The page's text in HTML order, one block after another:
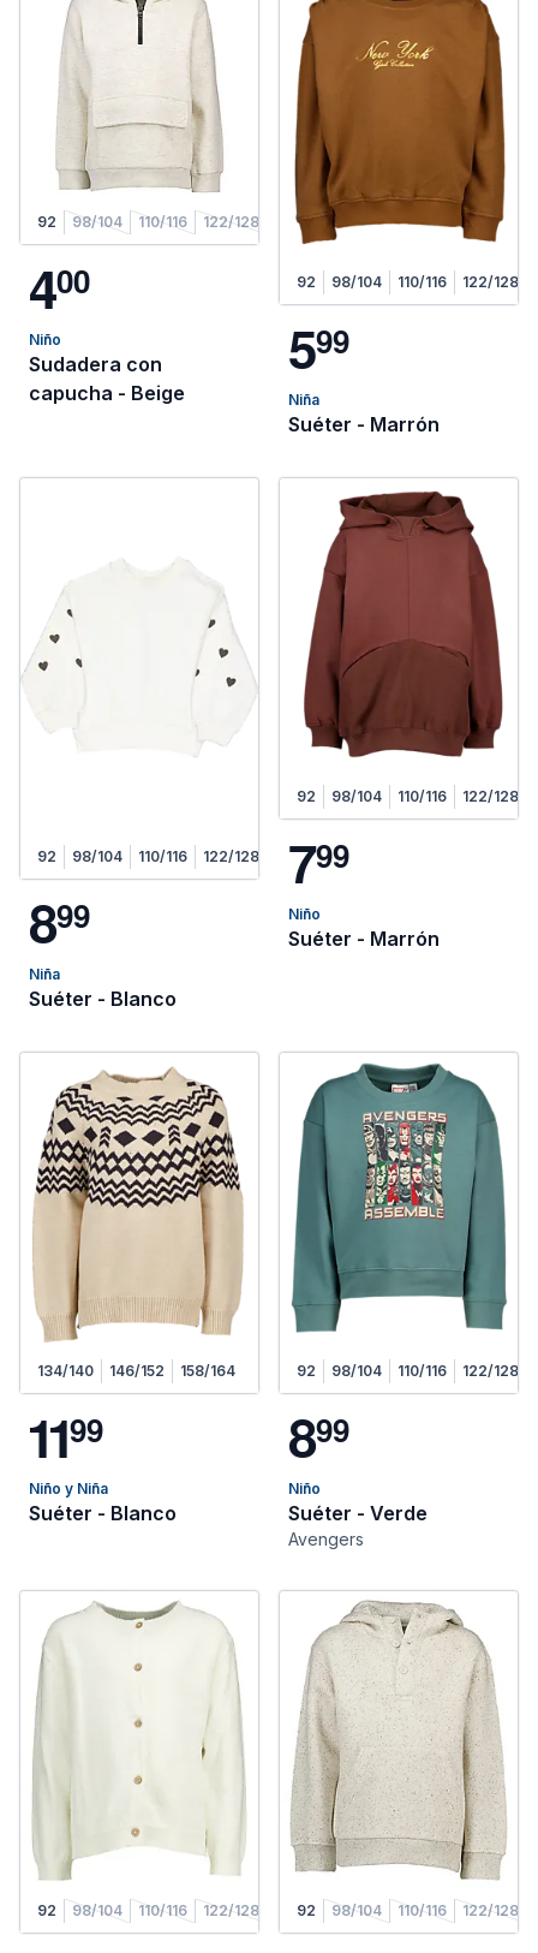
92 98/104 110/116 122/128
400
Niño
Sudadera con
capucha - Beige
92 98/104 110/116 122/128
599
Niña
Suéter - Marrón
92 98/104 110/116 122/128
899
Niña
Suéter - Blanco
92 98/104 110/116 122/128
799
Niño
Suéter - Marrón
134/140 146/152 158/164
1199
Niño y Niña
Suéter - Blanco
92 98/104 110/116 122/128
899
Niño
Suéter - Verde
Avengers
92 98/104 110/116 122/128 92 98/104 110/116 122/128